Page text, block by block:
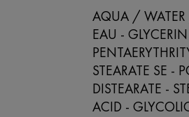
AQUA /
EAU -
STEARATE SE -
DISTEARATE -
ACID -